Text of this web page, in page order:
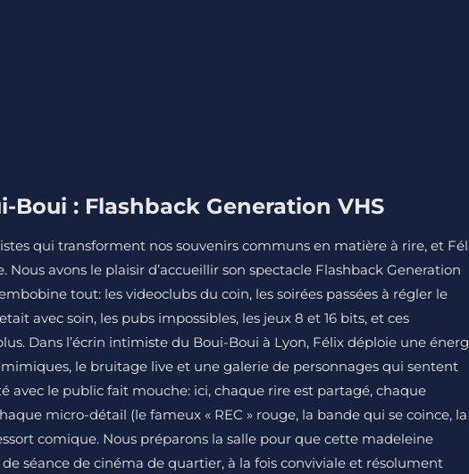
Boui : Flashback Generation VHS
qui transforment nos souvenirs communs en matière à rire, et
Nous avons le plaisir d’accueillir son spectacle Flashback Generation
tout: les videoclubs du coin, les soirées passées à régler le
avec soin, les pubs impossibles, les jeux 8 et 16 bits, et ces
Dans l’écrin intimiste du Boui-Boui à Lyon, Félix déploie une
le bruitage live et une galerie de personnages qui sentent
avec le public fait mouche: ici, chaque rire est partagé, chaque
micro-détail (le fameux « REC » rouge, la bande qui se coince, la
comique. Nous préparons la salle pour que cette madeleine
séance de cinéma de quartier, à la fois conviviale et résolument